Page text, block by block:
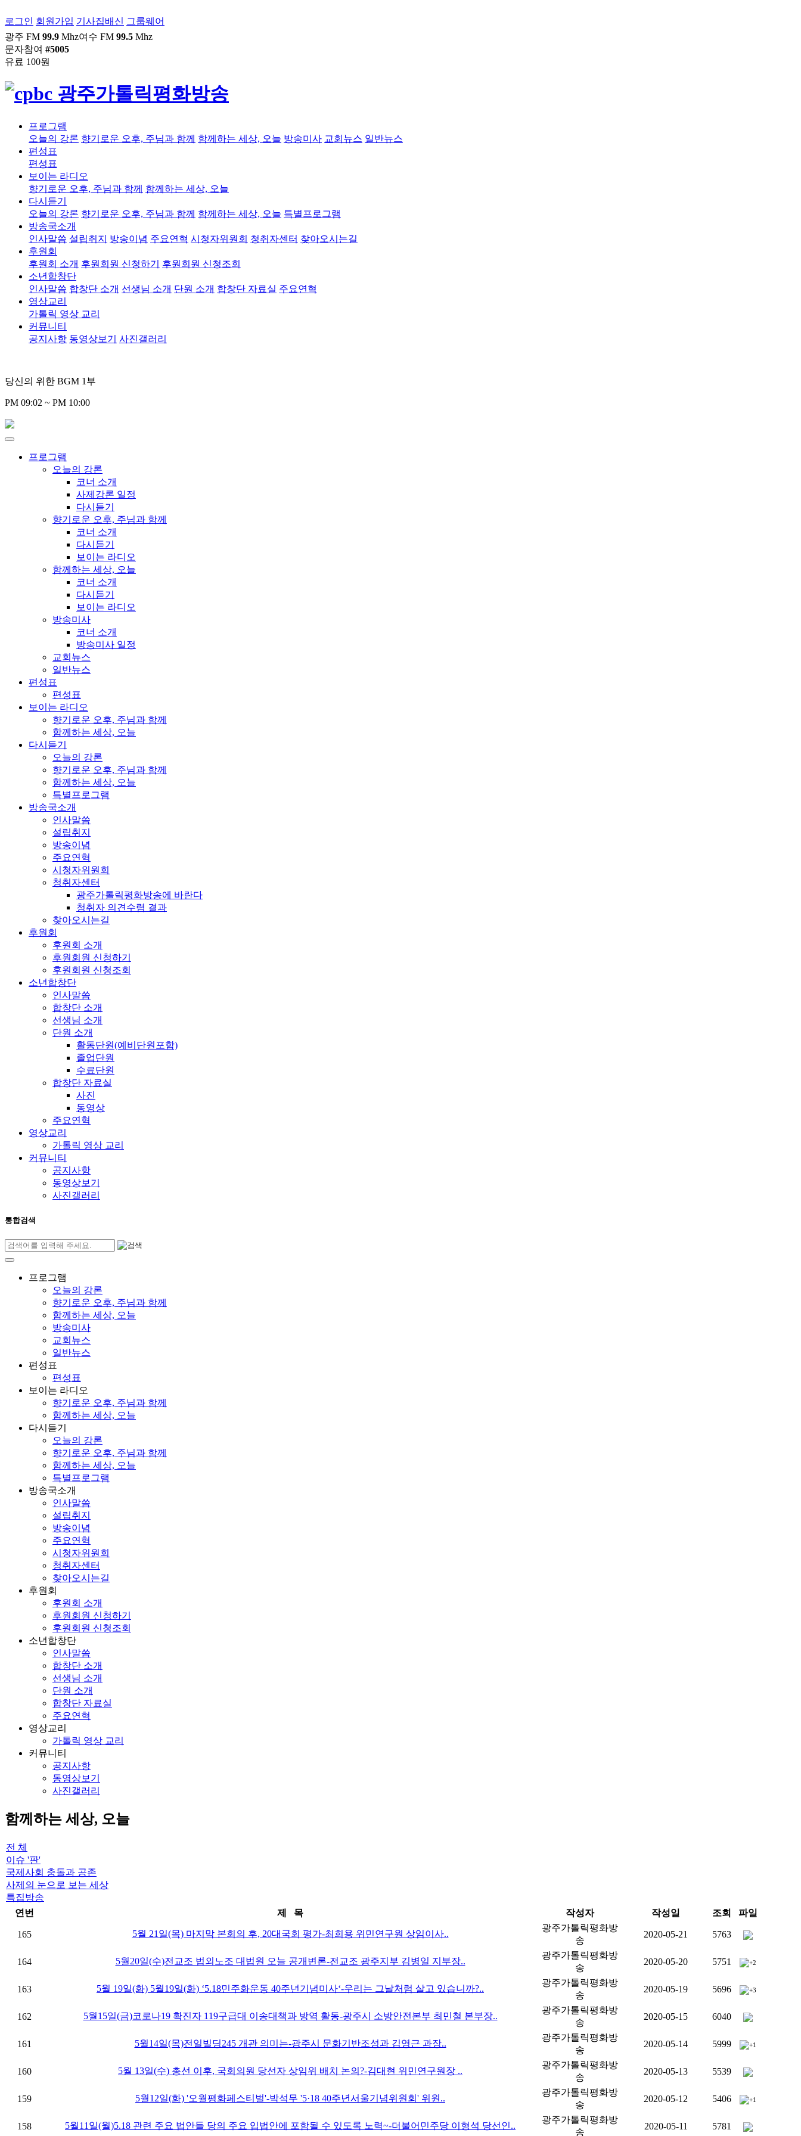
로그인 회원가입 기사집배신 그룹웨어
광주 FM 99.9 Mhz여수 FM 99.5 Mhz
문자참여 #5005
유료 100원
프로그램
오늘의 강론 향기로운 오후, 주님과 함께 함께하는 세상, 오늘 방송미사 교회뉴스 일반뉴스
편성표
편성표
보이는 라디오
향기로운 오후, 주님과 함께 함께하는 세상, 오늘
다시듣기
오늘의 강론 향기로운 오후, 주님과 함께 함께하는 세상, 오늘 특별프로그램
방송국소개
인사말씀 설립취지 방송이념 주요연혁 시청자위원회 청취자센터 찾아오시는길
후원회
후원회 소개 후원회원 신청하기
후원회원 신청조회
소년합창단
인사말씀 합창단 소개 선생님 소개 단원 소개 합창단 자료실 주요연혁
영상교리
가톨릭 영상 교리
커뮤니티
공지사항 동영상보기 사진갤러리
당신의 위한 BGM 1부
PM 09:02 ~ PM 10:00
프로그램
오늘의 강론
코너 소개
사제강론 일정
다시듣기
향기로운 오후, 주님과 함께
코너 소개
다시듣기
보이는 라디오
함께하는 세상, 오늘
코너 소개
다시듣기
보이는 라디오
방송미사
코너 소개
방송미사 일정
교회뉴스
일반뉴스
편성표
편성표
보이는 라디오
향기로운 오후, 주님과 함께
함께하는 세상, 오늘
다시듣기
오늘의 강론
향기로운 오후, 주님과 함께
함께하는 세상, 오늘
특별프로그램
방송국소개
인사말씀
설립취지
방송이념
주요연혁
시청자위원회
청취자센터
광주가톨릭평화방송에 바란다
청취자 의견수렴 결과
찾아오시는길
후원회
후원회 소개
후원회원 신청하기
후원회원 신청조회
소년합창단
인사말씀
합창단 소개
선생님 소개
단원 소개
활동단원(예비단원포함)
졸업단원
수료단원
합창단 자료실
사진
동영상
주요연혁
영상교리
가톨릭 영상 교리
커뮤니티
공지사항
동영상보기
사진갤러리
통합검색
프로그램
오늘의 강론
향기로운 오후, 주님과 함께
함께하는 세상, 오늘
방송미사
교회뉴스
일반뉴스
편성표
편성표
보이는 라디오
향기로운 오후, 주님과 함께
함께하는 세상, 오늘
다시듣기
오늘의 강론
향기로운 오후, 주님과 함께
함께하는 세상, 오늘
특별프로그램
방송국소개
인사말씀
설립취지
방송이념
주요연혁
시청자위원회
청취자센터
찾아오시는길
후원회
후원회 소개
후원회원 신청하기
후원회원 신청조회
소년합창단
인사말씀
합창단 소개
선생님 소개
단원 소개
합창단 자료실
주요연혁
영상교리
가톨릭 영상 교리
커뮤니티
공지사항
동영상보기
사진갤러리
함께하는 세상, 오늘
전 체
이슈 '판'
국제사회 충돌과 공존
사제의 눈으로 보는 세상
특집방송
연번
제 목 작성자 작성일 조회 파일
165 5월 21일(목) 마지막 본회의 후, 20대국회 평가-최희용 위민연구원 상임이사..
광주가톨릭평화방
송
2020-05-21 5763
164 5월20일(수)전교조 법외노조 대법원 오늘 공개변론-전교조 광주지부 김병일 지부장..
광주가톨릭평화방
송
2020-05-20 5751 +2
163 5월 19일(화) 5월19일(화) ‘5.18민주화운동 40주년기념미사‘-우리는 그날처럼 살고 있습니까?..
광주가톨릭평화방
송
2020-05-19 5696 +3
162 5월15일(금)코로나19 확진자 119구급대 이송대책과 방역 활동-광주시 소방안전본부 최민철 본부장..
광주가톨릭평화방
송
2020-05-15 6040
161 5월14일(목)전일빌딩245 개관 의미는-광주시 문화기반조성과 김영근 과장..
광주가톨릭평화방
송
2020-05-14 5999 +1
160 5월 13일(수) 총선 이후, 국회의원 당선자 상임위 배치 논의?-김대현 위민연구원장 ..
광주가톨릭평화방
송
2020-05-13 5539
159 5월12일(화) '오월평화페스티벌'-박석무 '5·18 40주년서울기념위원회' 위원..
광주가톨릭평화방
송
2020-05-12 5406 +1
158 5월11일(월)5.18 관련 주요 법안들 당의 주요 입법안에 포함될 수 있도록 노력~-더불어민주당 이형석 당선인..
광주가톨릭평화방
송
2020-05-11 5781